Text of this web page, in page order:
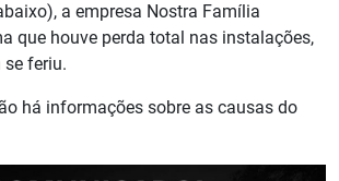
a empresa Nostra Família
que houve perda total nas instalações,
feriu.
há informações sobre as causas do